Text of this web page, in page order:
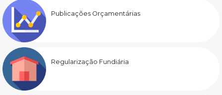
Publicações Orçamentárias
Regularização Fundiária